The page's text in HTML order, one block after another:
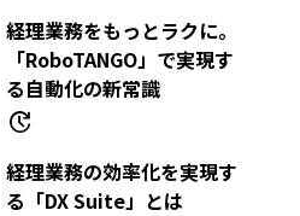
経理業務をもっとラクに。
「RoboTANGO」で実現す
る自動化の新常識
update
経理業務の効率化を実現す
る「DX Suite」とは